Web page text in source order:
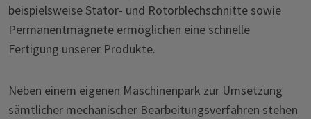
beispielsweise Stator- und Rotorblechschnitte sowie
Permanentmagnete ermöglichen eine schnelle
Fertigung unserer Produkte.
Neben einem eigenen Maschinenpark zur Umsetzung
sämtlicher mechanischer Bearbeitungsverfahren stehen